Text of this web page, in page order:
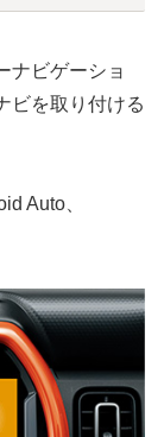
ナビゲーショ
ビを取り付ける
Auto、